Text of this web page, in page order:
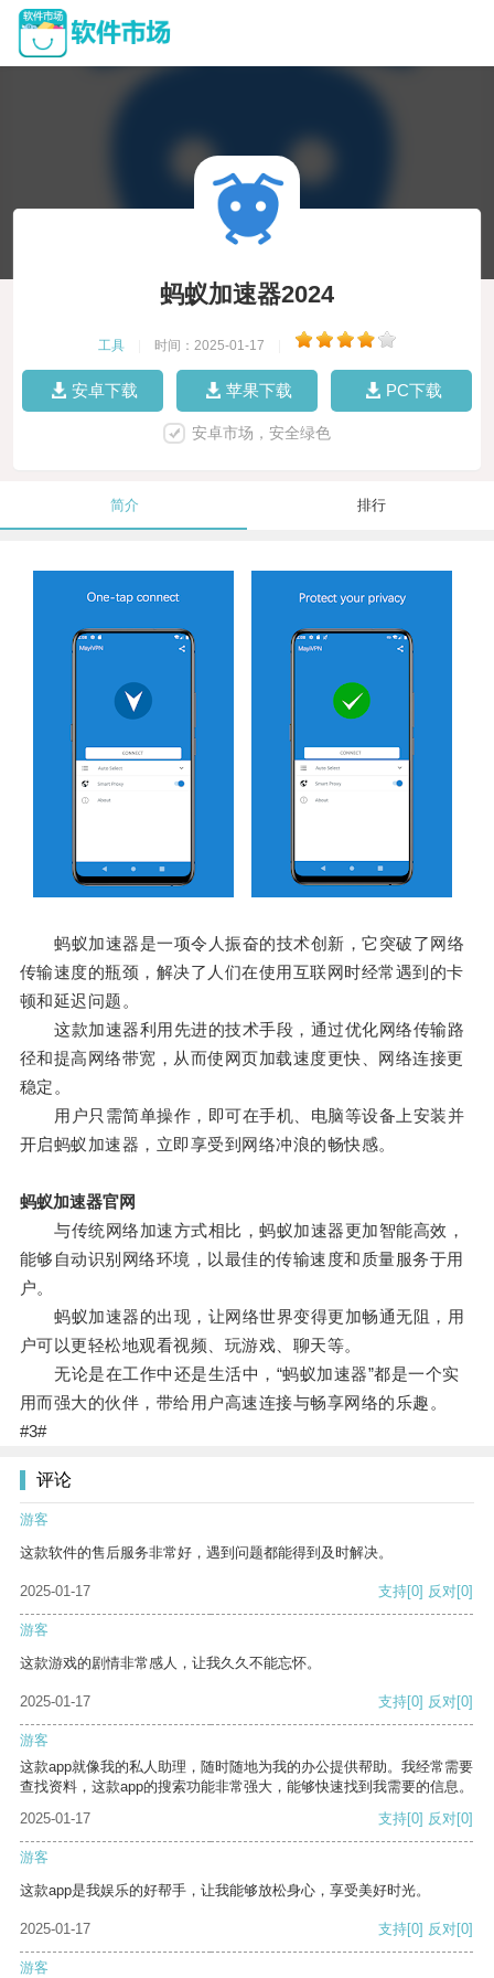
蚂蚁加速器2024
工具 时间：2025-01-17
安卓下载 苹果下载 PC下载
安卓市场，安全绿色
简介 排行
蚂蚁加速器是一项令人振奋的技术创新，它突破了网络
传输速度的瓶颈，解决了人们在使用互联网时经常遇到的卡
顿和延迟问题。
这款加速器利用先进的技术手段，通过优化网络传输路
径和提高网络带宽，从而使网页加载速度更快、网络连接更
稳定。
用户只需简单操作，即可在手机、电脑等设备上安装并
开启蚂蚁加速器，立即享受到网络冲浪的畅快感。
蚂蚁加速器官网
与传统网络加速方式相比，蚂蚁加速器更加智能高效，
能够自动识别网络环境，以最佳的传输速度和质量服务于用
户。
蚂蚁加速器的出现，让网络世界变得更加畅通无阻，用
户可以更轻松地观看视频、玩游戏、聊天等。
无论是在工作中还是生活中，“蚂蚁加速器”都是一个实
用而强大的伙伴，带给用户高速连接与畅享网络的乐趣。
#3#
评论
游客
这款软件的售后服务非常好，遇到问题都能得到及时解决。
2025-01-17 支持[0] 反对[0]
游客
这款游戏的剧情非常感人，让我久久不能忘怀。
2025-01-17 支持[0] 反对[0]
游客
这款app就像我的私人助理，随时随地为我的办公提供帮助。我经常需要
查找资料，这款app的搜索功能非常强大，能够快速找到我需要的信息。
2025-01-17
支持[0] 反对[0]
游客
这款app是我娱乐的好帮手，让我能够放松身心，享受美好时光。
2025-01-17 支持[0] 反对[0]
游客